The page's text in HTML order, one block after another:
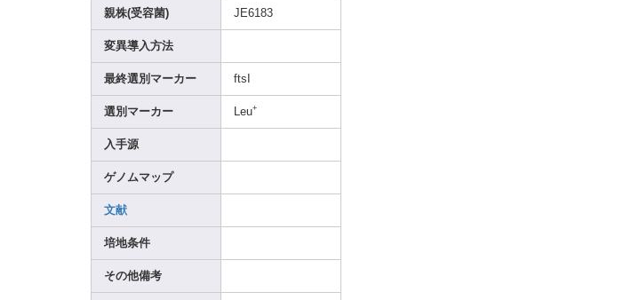
親株(受容菌) JE6183
変異導入方法
最終選別マーカー ftsI
選別マーカー Leu+
入手源
ゲノムマップ
文献
培地条件
その他備考